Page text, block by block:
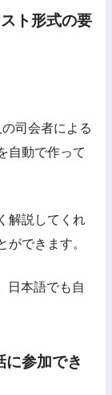
ト形式の要
司会者による
自動で作って
解説してくれ
ができます。
日本語でも自
に参加でき